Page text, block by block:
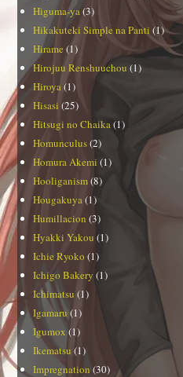
Higuma-ya (3)
Hikakuteki Simple na Panti (1)
Hirame (1)
Hirojuu Renshuuchou (1)
Hiroya (1)
Hisasi (25)
Hitsugi no Chaika (1)
Homunculus(2)
Homura Akemi (1)
Hooliganism (8)
Hougakuya (1)
Humillacion (3)
Hyakki Yakou (1)
Ichie Ryoko (1)
Ichigo Bakery (1)
Ichimatsu (1)
Igamaru (1)
Igumox (1)
Ikematsu (1)
Impregnation (30)